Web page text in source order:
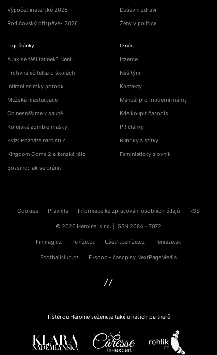
Výpočet mateřské 2026
Rodičovský příspěvek 2026
Top články
A jak se těší tatínek? Není…
Protivná učitelka o školách
Intimní snímky porodu
Mužská masturbace
Co nesnášíme v sauně
Korejské zombie masky
Kvíz: Poznáte narcistu?
Kingdom Come 2 a ženské tělo
Bossing: jak se bránit
Duševní zdraví
Ženy v politice
O nás
Inzerce
Náš tým
Kontakty
Manuál pro moderní mámy
Kde koupit časopis
PR články
Rubriky a štítky
Feministický slovník
Cookies Pravidla Informace ke zpracování osobních údajů RSS
© 2026 Heroine, s.r.o. | ISSN 2694 - 7072
Finmag.cz Peníze.cz Ušetři.peníze.cz Peniaze.sk
Footballclub.cz E-shop - časopisy NextPageMedia
Tištěnou Heroine seženete také u našich partnerů